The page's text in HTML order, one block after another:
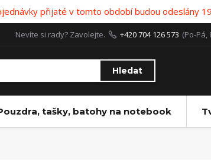
přijaté v tomto období budou odeslány
Hledat
Nevíte si rady? Zavolejte. +420 704 126 573 (Po-Pá,
tašky, batohy na notebook